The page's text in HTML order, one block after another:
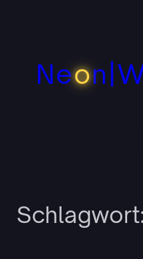
Neo
Schlagwort: